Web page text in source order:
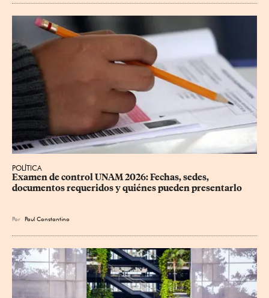
POLÍTICA
Examen de control UNAM 2026: Fechas, sedes,
documentos requeridos y quiénes pueden presentarlo
Por Paul Constantino